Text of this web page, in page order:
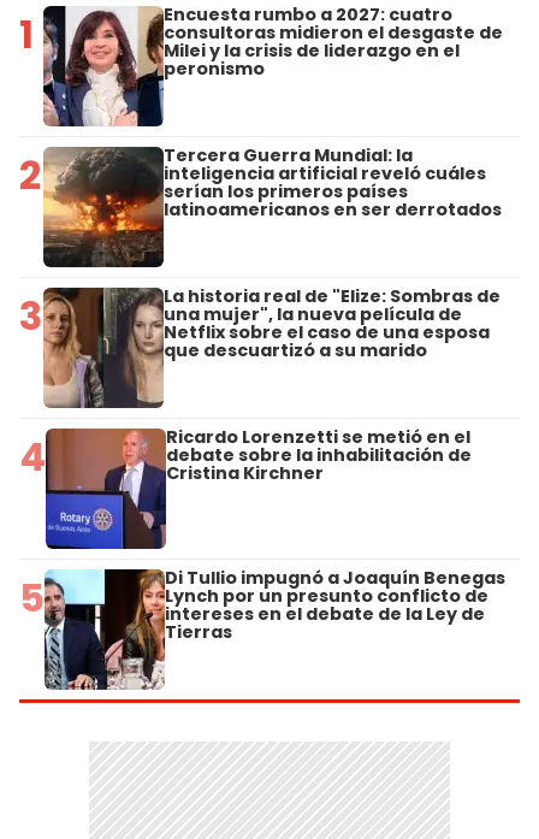
1 Encuesta rumbo a 2027: cuatro
consultoras midieron el desgaste de
Milei y la crisis de liderazgo en el
peronismo
2 Tercera Guerra Mundial: la
inteligencia artificial reveló cuáles
serían los primeros países
latinoamericanos en ser derrotados
3 La historia real de "Elize: Sombras de
una mujer", la nueva película de
Netflix sobre el caso de una esposa
que descuartizó a su marido
4 Ricardo Lorenzetti se metió en el
debate sobre la inhabilitación de
Cristina Kirchner
5 Di Tullio impugnó a Joaquín Benegas
Lynch por un presunto conflicto de
intereses en el debate de la Ley de
Tierras